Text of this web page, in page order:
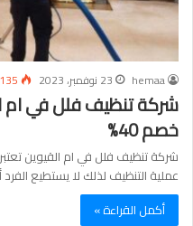
hemaa
23 نوفمبر، 2023
خصم 40%
شركة تنظيف فلل في ام القيوين
عملية التنظيف لذلك لا يستطيع
أكمل القراءة »